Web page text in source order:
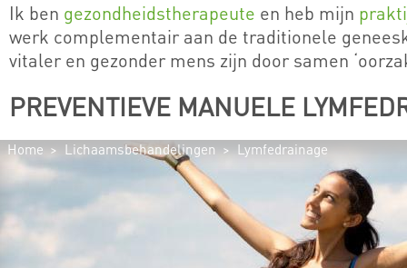
Ik ben gezondheidstherapeute en heb mijn
werk complementair aan de traditionele
vitaler en gezonder mens zijn door samen
PREVENTIEVE MANUELE
Home Lichaamsbehandelingen Lymfedrainage